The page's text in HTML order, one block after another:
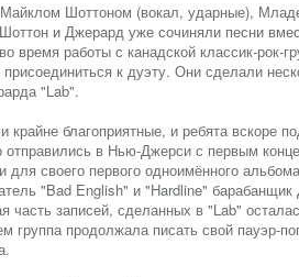
Майклом Шоттоном (вокал, ударные),
и Джерард уже сочиняли песни
время работы с канадской классик-рок-
к дуэту. Они сделали
"Lab".
благоприятные, и ребята вскоре
отправились в Нью-Джерси с первым
для своего первого одноимённого
"Bad English" и "Hardline" барабанщик
часть записей, сделанных в "Lab"
группа продолжала писать свой пауэр-